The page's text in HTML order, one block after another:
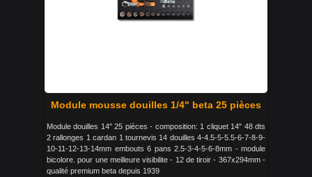
Module mousse douilles 1/4" beta 25 pièces
Module douilles 14" 25 pièces - composition: 1 cliquet 14" 48 dts
2 rallonges 1 cardan 1 tournevis 14 douilles 4-4.5-5-5.5-6-7-8-9-
10-11-12-13-14mm embouts 6 pans 2.5-3-4-5-6-8mm - module
bicolore. pour une meilleure visibilite - 12 de tiroir - 367x294mm -
qualité premium beta depuis 1939